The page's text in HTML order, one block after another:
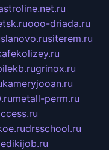
ooo-driada.ru
siterem.ru
grinox.ru
kameryjooan.ru
metall-perm.ru
drsschool.ru